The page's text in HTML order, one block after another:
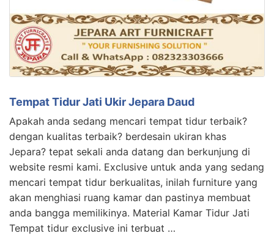
Tempat Tidur Jati Ukir Jepara Daud
Apakah anda sedang mencari tempat tidur terbaik?
dengan kualitas terbaik? berdesain ukiran khas
Jepara? tepat sekali anda datang dan berkunjung di
website resmi kami. Exclusive untuk anda yang sedang
mencari tempat tidur berkualitas, inilah furniture yang
akan menghiasi ruang kamar dan pastinya membuat
anda bangga memilikinya. Material Kamar Tidur Jati
Tempat tidur exclusive ini terbuat …